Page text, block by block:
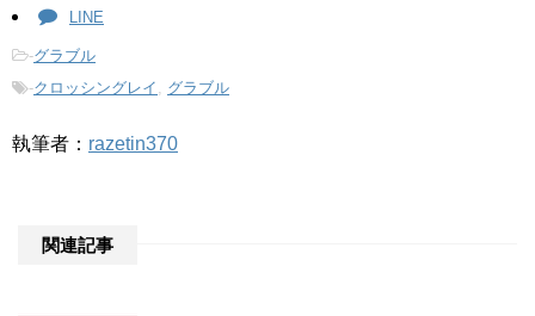
LINE
-グラブル
-クロッシングレイ グラブル
執筆者： razetin370
関連記事